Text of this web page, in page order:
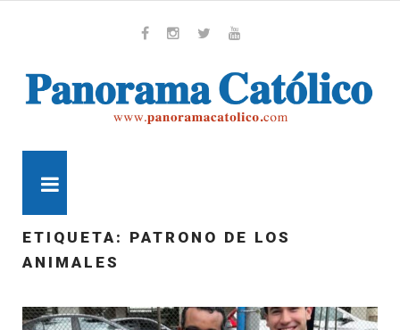
ETIQUETA: PATRONO DE LOS
ANIMALES